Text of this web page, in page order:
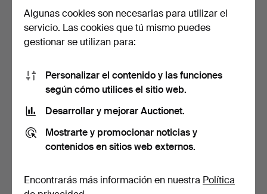
645/20 JARRÓN DE
CERÁMICA CON EFECTO
MÁRMO…
6 horas 53 min
central, primera mita…
6 horas 59 min
Algunas cookies son necesarias para utilizar el
servicio. Las cookies que tú mismo puedes
gestionar se utilizan para:
Personalizar el contenido y las funciones
según cómo utilices el sitio web.
Desarrollar y mejorar Auctionet.
Mostrarte y promocionar noticias y
contenidos en sitios web externos.
Encontrarás más información en nuestra Política